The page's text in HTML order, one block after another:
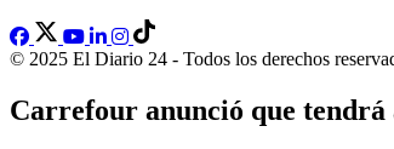
© 2025 El Diario 24 - Todos los derechos
Carrefour anunció que tendrá